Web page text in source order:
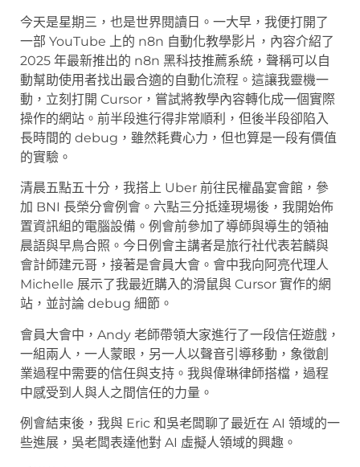
今天是星期三，也是世界閱讀日。一大早，我便打開了
一部 YouTube 上的 n8n 自動化教學影片，內容介紹了
2025 年最新推出的 n8n 黑科技推薦系統，聲稱可以自
動幫助使用者找出最合適的自動化流程。這讓我靈機一
動，立刻打開 Cursor，嘗試將教學內容轉化成一個實際
操作的網站。前半段進行得非常順利，但後半段卻陷入
長時間的 debug，雖然耗費心力，但也算是一段有價值
的實驗。
清晨五點五十分，我搭上 Uber 前往民權晶宴會館，參
加 BNI 長榮分會例會。六點三分抵達現場後，我開始佈
置資訊組的電腦設備。例會前參加了導師與導生的領袖
晨語與早鳥合照。今日例會主講者是旅行社代表若麟與
會計師建元哥，接著是會員大會。會中我向阿亮代理人
Michelle 展示了我最近購入的滑鼠與 Cursor 實作的網
站，並討論 debug 細節。
會員大會中，Andy 老師帶領大家進行了一段信任遊戲，
一組兩人，一人蒙眼，另一人以聲音引導移動，象徵創
業過程中需要的信任與支持。我與偉琳律師搭檔，過程
中感受到人與人之間信任的力量。
例會結束後，我與 Eric 和吳老闆聊了最近在 AI 領域的一
些進展，吳老闆表達他對 AI 虛擬人領域的興趣。